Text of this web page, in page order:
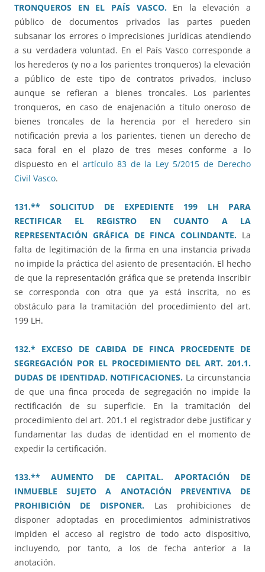
TRONQUEROS EN EL PAÍS VASCO.En la elevación a
público de documentos privados las partes pueden
subsanar los errores o imprecisiones jurídicas atendiendo
a su verdadera voluntad. En el País Vasco corresponde a
los herederos (y no a los parientes tronqueros) la elevación
a público de este tipo de contratos privados, incluso
aunque se refieran a bienes troncales. Los parientes
tronqueros, en caso de enajenación a título oneroso de
bienes troncales de la herencia por el heredero sin
notificación previa a los parientes, tienen un derecho de
saca foral en el plazo de tres meses conforme a lo
dispuesto en el artículo 83 de la Ley 5/2015 de Derecho
Civil Vasco.
131.** SOLICITUD DE EXPEDIENTE 199 LH PARA
RECTIFICAR EL REGISTRO EN CUANTO A LA
REPRESENTACIÓN GRÁFICA DE FINCA COLINDANTE. La
falta de legitimación de la firma en una instancia privada
no impide la práctica del asiento de presentación. El hecho
de que la representación gráfica que se pretenda inscribir
se corresponda con otra que ya está inscrita, no es
obstáculo para la tramitación del procedimiento del art.
199 LH.
132.* EXCESO DE CABIDA DE FINCA PROCEDENTE DE
SEGREGACIÓN POR EL PROCEDIMIENTO DEL ART. 201.1.
DUDAS DE IDENTIDAD. NOTIFICACIONES. La circunstancia
de que una finca proceda de segregación no impide la
rectificación de su superficie. En la tramitación del
procedimiento del art. 201.1 el registrador debe justificar y
fundamentar las dudas de identidad en el momento de
expedir la certificación.
133.** AUMENTO DE CAPITAL. APORTACIÓN DE
INMUEBLE SUJETO A ANOTACIÓN PREVENTIVA DE
PROHIBICIÓN DE DISPONER. Las prohibiciones de
disponer adoptadas en procedimientos administrativos
impiden el acceso al registro de todo acto dispositivo,
incluyendo, por tanto, a los de fecha anterior a la
anotación.